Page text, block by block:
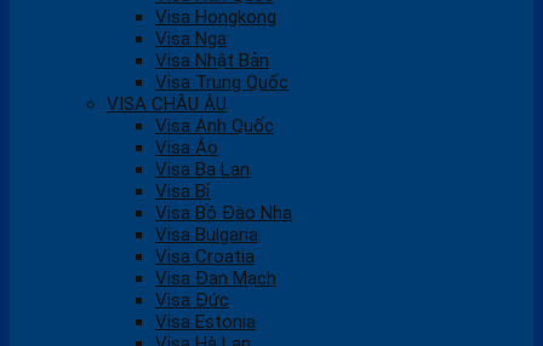
Visa Hongkong
Visa Nga
Visa Nhật Bản
Visa Trung Quốc
VISA CHÂU ÂU
Visa Anh Quốc
Visa Áo
Visa Ba Lan
Visa Bỉ
Visa Bồ Đào Nha
Visa Bulgaria
Visa Croatia
Visa Đan Mạch
Visa Đức
Visa Estonia